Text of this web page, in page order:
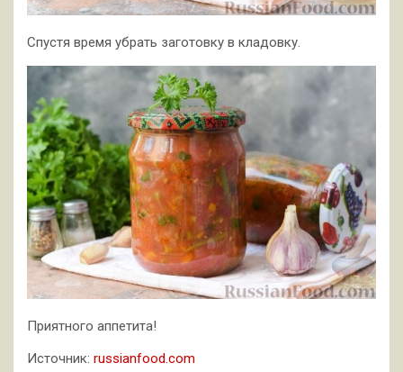
Спустя время убрать заготовку в кладовку.
Приятного аппетита!
Источник: russianfood.com